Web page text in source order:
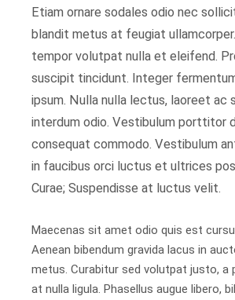
Etiam ornare sodales odio nec
blandit metus at feugiat
tempor volutpat nulla et eleifend.
suscipit tincidunt. Integer
ipsum. Nulla nulla lectus, laoreet ac
interdum odio. Vestibulum porttitor
consequat commodo. Vestibulum
in faucibus orci luctus et ultrices
Curae; Suspendisse at luctus velit.
Maecenas sit amet odio quis est
Aenean bibendum gravida lacus in
metus. Curabitur sed volutpat justo, a
at nulla ligula. Phasellus augue libero,